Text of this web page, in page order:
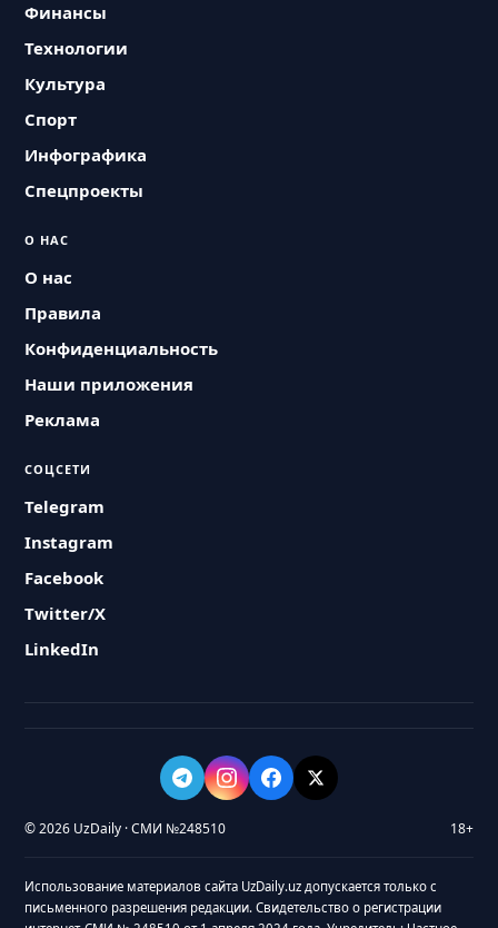
Финансы
Технологии
Культура
Спорт
Инфографика
Спецпроекты
О НАС
О нас
Правила
Конфиденциальность
Наши приложения
Реклама
СОЦСЕТИ
Telegram
Instagram
Facebook
Twitter/X
LinkedIn
© 2026 UzDaily · СМИ №248510 18+
Использование материалов сайта UzDaily.uz допускается только с
письменного разрешения редакции. Свидетельство о регистрации